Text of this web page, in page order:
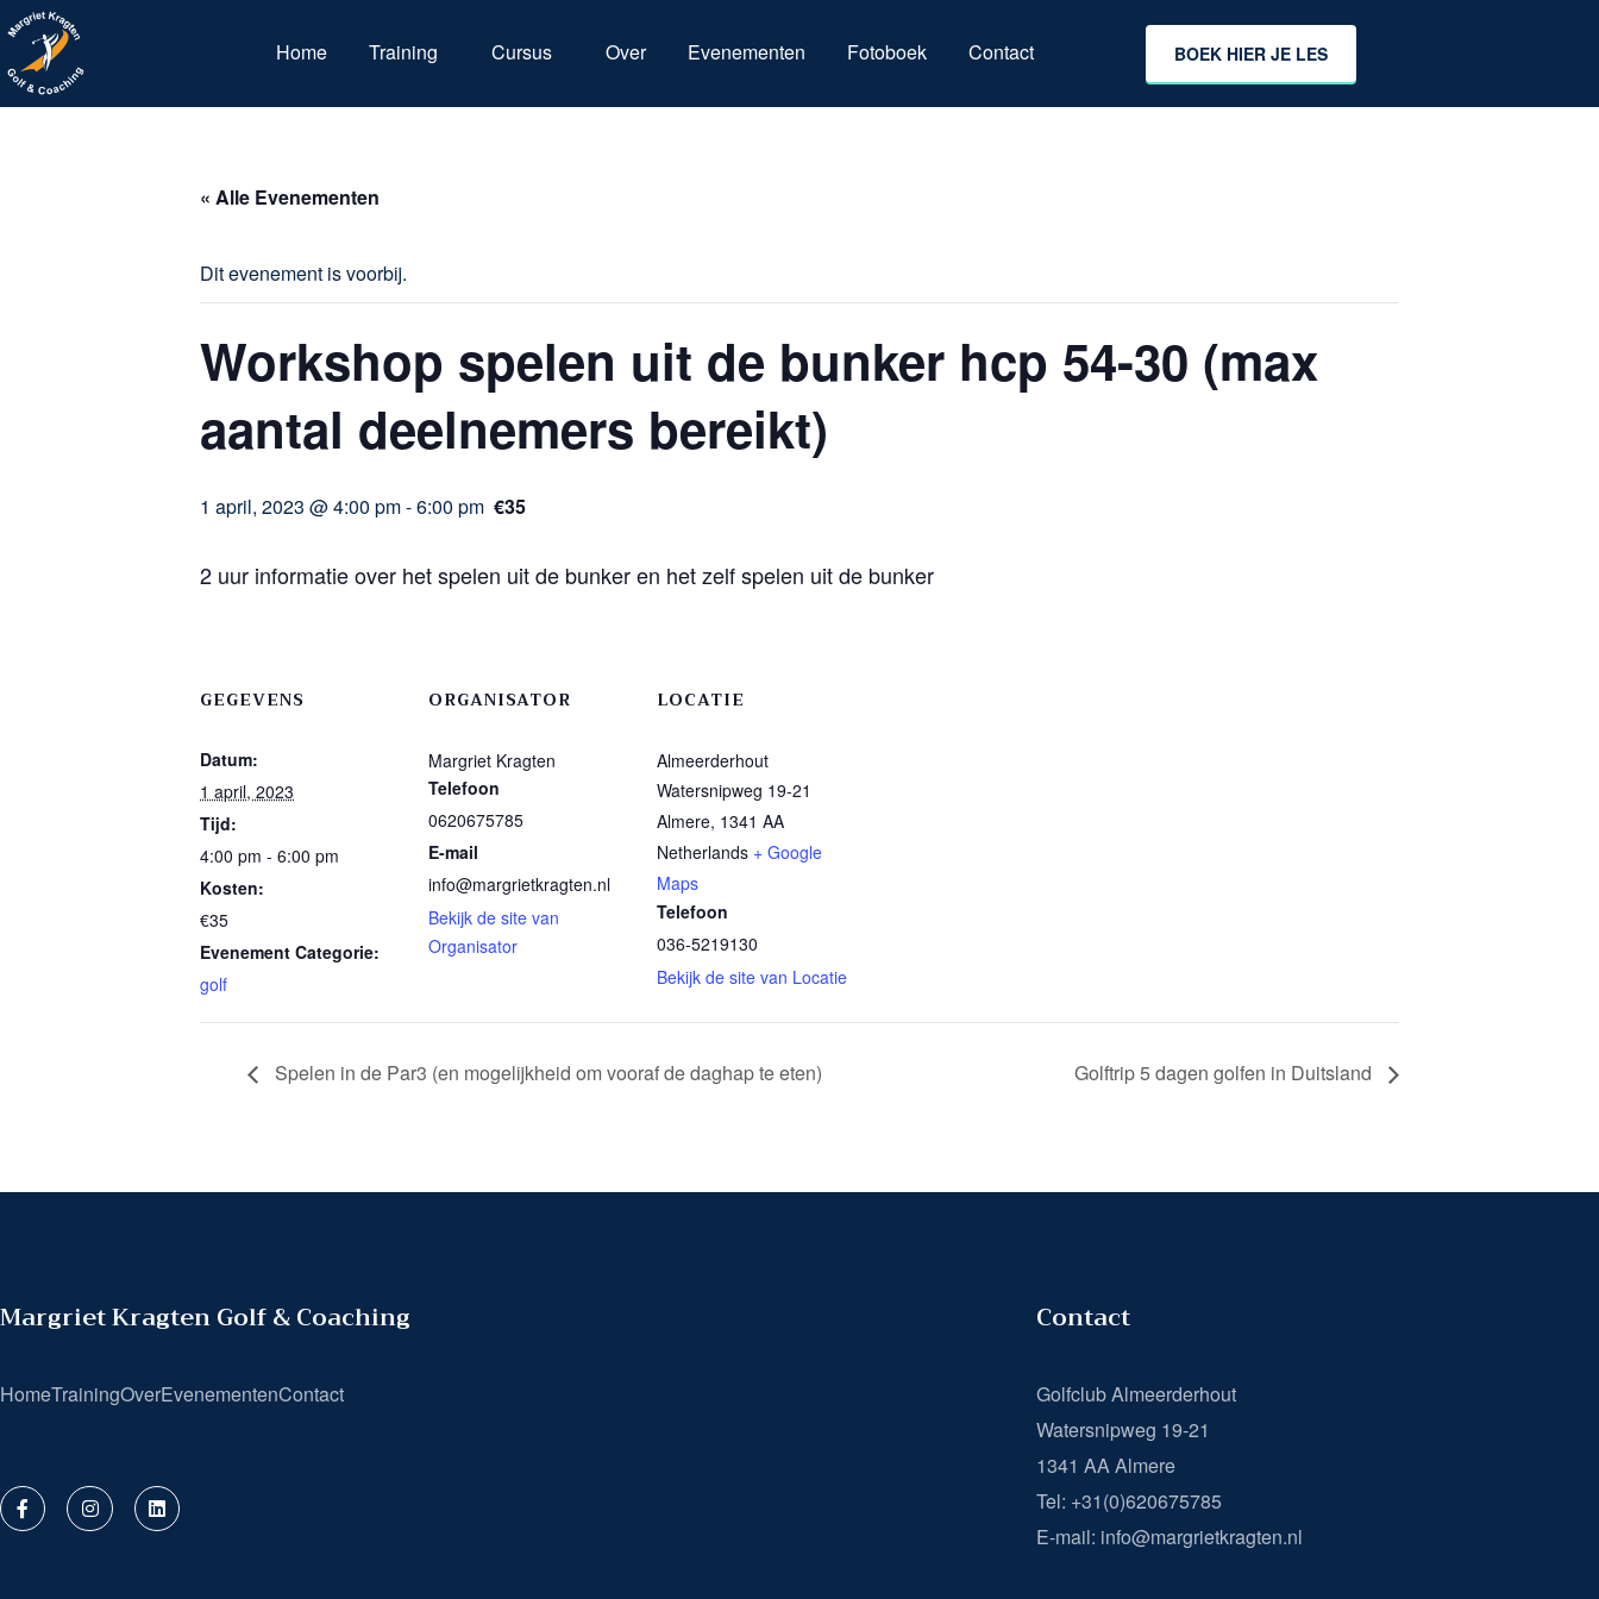
Home Training Cursus Over Evenementen Fotoboek Contact BOEK HIER JE LES
« Alle Evenementen
Dit evenement is voorbij.
Workshop spelen uit de bunker hcp 54-30 (max
aantal deelnemers bereikt)
1 april, 2023 @ 4:00 pm-6:00 pm €35
2 uur informatie over het spelen uit de bunker en het zelf spelen uit de bunker
GEGEVENS
Datum:
1 april, 2023
Tijd:
4:00 pm - 6:00 pm
Kosten:
€35
Evenement Categorie:
golf
ORGANISATOR
Margriet Kragten
Telefoon
0620675785
E-mail
info@margrietkragten.nl
Bekijk de site van
Organisator
LOCATIE
Almeerderhout
Watersnipweg 19-21
Almere, 1341 AA
Netherlands + Google
Maps
Telefoon
036-5219130
Bekijk de site van Locatie
Spelen in de Par3 (en mogelijkheid om vooraf de daghap te eten) Golftrip 5 dagen golfen in Duitsland
Margriet Kragten Golf & Coaching
HomeTrainingOverEvenementenContact
Contact
Golfclub Almeerderhout
Watersnipweg 19-21
1341 AA Almere
Tel: +31(0)620675785
E-mail: info@margrietkragten.nl